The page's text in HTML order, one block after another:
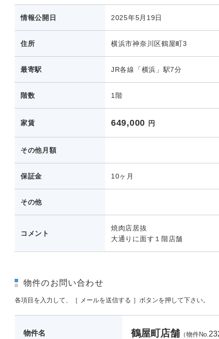
情報公開日 2025年5月19日
住所 横浜市神奈川区鶴屋町3
最寄駅 JR各線「横浜」駅7分
階数 1階
家賃 649,000 円
その他月額
保証金 10ヶ月
その他
コメント
焼肉店居抜
大通りに面す１階店舗
物件のお問い合わせ
各項目を入力して、［ メールを送信する ］ボタンを押して下さい。
物件名 鶴屋町店舗 （物件No.